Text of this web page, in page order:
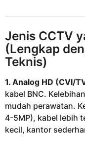
Jenis CCTV
(Lengkap
Teknis)
1. Analog HD (CVI/
kabel BNC.
mudah perawatan.
4-5MP), kabel lebih
kecil, kantor